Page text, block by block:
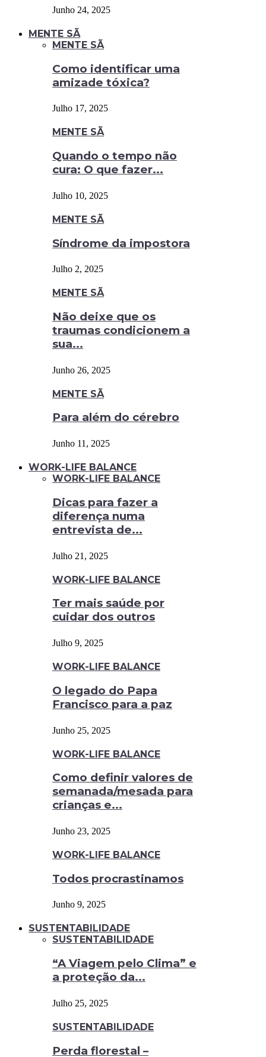
Junho 24, 2025
MENTE SÃ
MENTE SÃ
Como identificar uma
amizade tóxica?
Julho 17, 2025
MENTE SÃ
Quando o tempo não
cura: O que fazer...
Julho 10, 2025
MENTE SÃ
Síndrome da impostora
Julho 2, 2025
MENTE SÃ
Não deixe que os
traumas condicionem a
sua...
Junho 26, 2025
MENTE SÃ
Para além do cérebro
Junho 11, 2025
WORK-LIFE BALANCE
WORK-LIFE BALANCE
Dicas para fazer a
diferença numa
entrevista de...
Julho 21, 2025
WORK-LIFE BALANCE
Ter mais saúde por
cuidar dos outros
Julho 9, 2025
WORK-LIFE BALANCE
O legado do Papa
Francisco para a paz
Junho 25, 2025
WORK-LIFE BALANCE
Como definir valores de
semanada/mesada para
crianças e...
Junho 23, 2025
WORK-LIFE BALANCE
Todos procrastinamos
Junho 9, 2025
SUSTENTABILIDADE
SUSTENTABILIDADE
“A Viagem pelo Clima” e
a proteção da...
Julho 25, 2025
SUSTENTABILIDADE
Perda florestal –